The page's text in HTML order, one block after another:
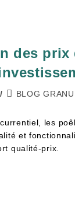
des
BLOG
les
et
qualité-prix.